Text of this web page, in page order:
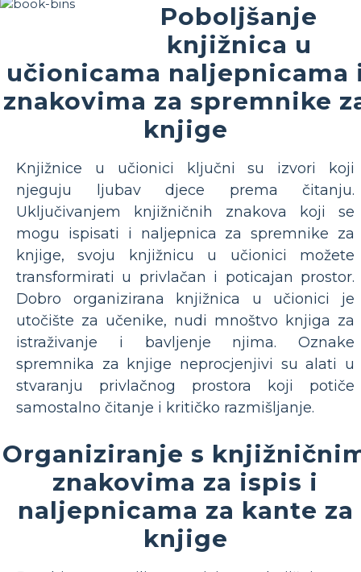
Poboljšanje
knjižnica u
učionicama naljepnicama
znakovima za spremnike
knjige
Knjižnice u učionici ključni su izvori koji
njeguju ljubav djece prema čitanju.
Uključivanjem knjižničnih znakova koji se
mogu ispisati i naljepnica za spremnike za
knjige, svoju knjižnicu u učionici možete
transformirati u privlačan i poticajan prostor.
Dobro organizirana knjižnica u učionici je
utočište za učenike, nudi mnoštvo knjiga za
istraživanje i bavljenje njima. Oznake
spremnika za knjige neprocjenjivi su alati u
stvaranju privlačnog prostora koji potiče
samostalno čitanje i kritičko razmišljanje.
Organiziranje s
znakovima za ispis i
naljepnicama za kante za
knjige